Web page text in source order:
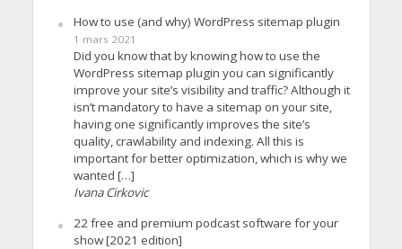
How to use (and why) WordPress sitemap plugin
1 mars 2021
Did you know that by knowing how to use the
WordPress sitemap plugin you can significantly
improve your site’s visibility and traffic? Although it
isn’t mandatory to have a sitemap on your site,
having one significantly improves the site’s
quality, crawlability and indexing. All this is
important for better optimization, which is why we
wanted […]
Ivana Cirkovic
22 free and premium podcast software for your
show [2021 edition]